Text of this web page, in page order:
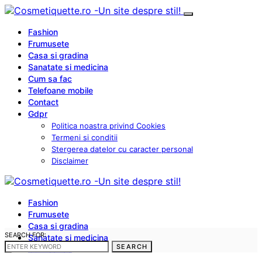
Fashion
Frumusete
Casa si gradina
Sanatate si medicina
Cum sa fac
Telefoane mobile
Contact
Gdpr
Politica noastra privind Cookies
Termeni si conditii
Stergerea datelor cu caracter personal
Disclaimer
Fashion
Frumusete
Casa si gradina
Sanatate si medicina
Cum sa fac
SEARCH FOR:
SEARCH